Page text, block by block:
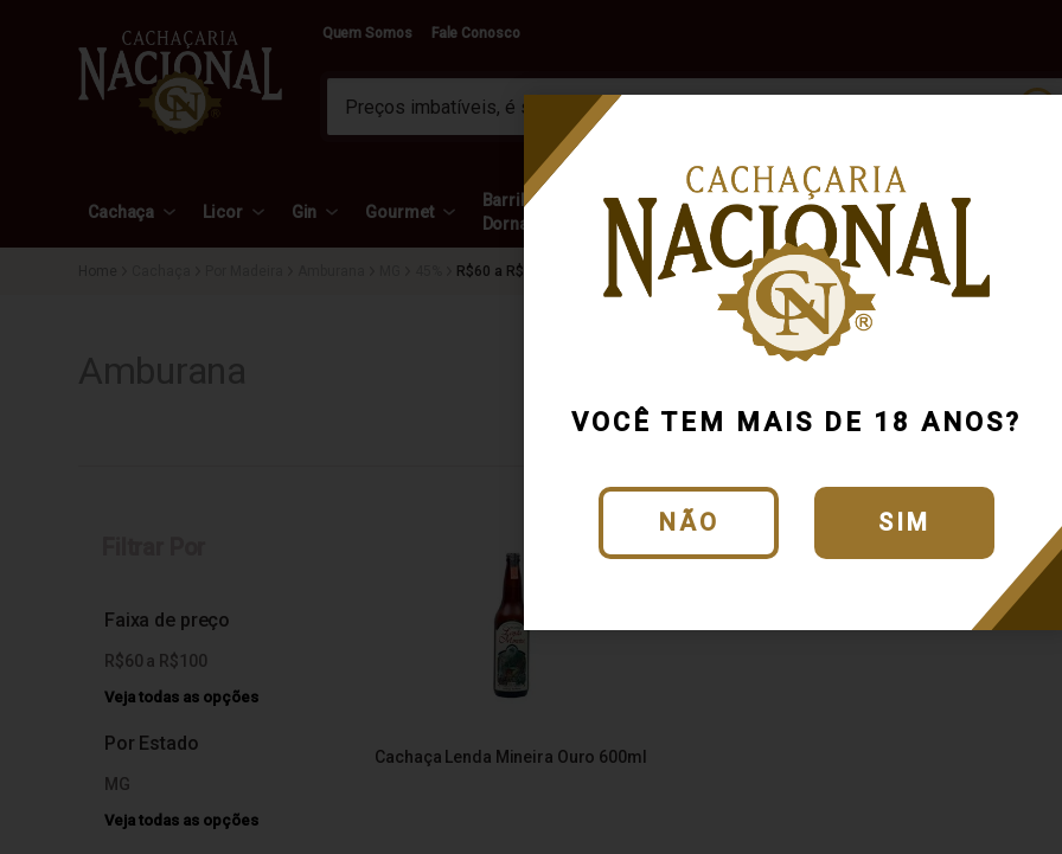
VOCÊ TEM MAIS DE 18 ANOS?
NÃO SIM
Quem Somos Fale Conosco
Cachaça Licor Gin Gourmet
Barril e
Dorna
Acessórios
Outras
Bebidas
Marcas
R$60 a R$100
Por Estado
MG
Veja todas as opções
Faixa de preço
R$60 a R$100
Veja todas as opções
Cachaça Lenda Mineira Ouro 600ml